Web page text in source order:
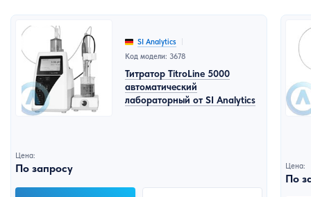
SI Analytics
Код модели: 3678
Титратор TitroLine 5000
автоматический
лабораторный от SI Analytics
Цена:
По запросу Цена:
По